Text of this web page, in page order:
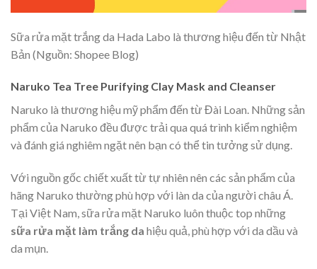
Sữa rửa mặt trắng da Hada Labo là thương hiệu đến từ Nhật
Bản (Nguồn: Shopee Blog)
Naruko Tea Tree Purifying Clay Mask and Cleanser
Naruko là thương hiệu mỹ phẩm đến từ Đài Loan. Những sản
phẩm của Naruko đều được trải qua quá trình kiểm nghiệm
và đánh giá nghiêm ngặt nên bạn có thể tin tưởng sử dụng.
Với nguồn gốc chiết xuất từ tự nhiên nên các sản phẩm của
hãng Naruko thường phù hợp với làn da của người châu Á.
Tại Việt Nam, sữa rửa mặt Naruko luôn thuộc top những
sữa rửa mặt làm trắng da hiệu quả, phù hợp với da dầu và
da mụn.